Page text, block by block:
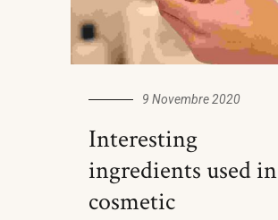
9 Novembre 2020
Interesting
ingredients used in
cosmetic